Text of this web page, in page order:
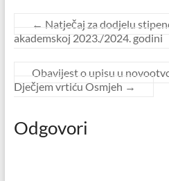
← Natječaj za dodjelu
akademskoj 2023./2024. godini
Obavijest o upisu u
Dječjem vrtiću Osmjeh →
Odgovori